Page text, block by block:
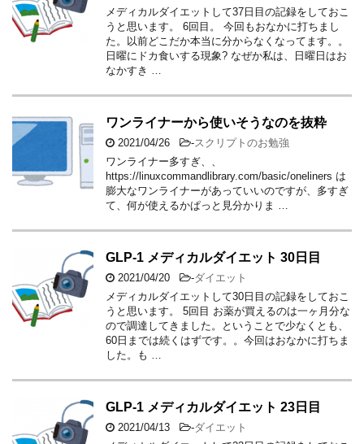
メディカルダイエットして37日目の記録をしておこ
うと思います。 6回目。 今回もおなかに打ちまし
た。以前どこだか本当に分からなくなってます。。
日曜にドカ食いする現象? なぜか私は、日曜日はお
なかすき …
ワンライナーから使いそうなのを抜粋
2021/04/26 -スクリプトのお勉強
ワンライナー多すぎ、、
https://linuxcommandlibrary.com/basic/oneliners は
膨大なワンライナーがあっていいのですが、多すぎ
て、何が使えるかぱっと見分かりま …
GLP-1 メディカルダイエット 30日目
2021/04/20 -ダイエット
メディカルダイエットして30日目の記録をしておこ
うと思います。 5回目 お薬が買えるのは一ヶ月分な
ので調達してきました。ということで少なくとも、
60日までは続くはずです。。今回はおなかに打ちま
した。も …
GLP-1 メディカルダイエット 23日目
2021/04/13 -ダイエット